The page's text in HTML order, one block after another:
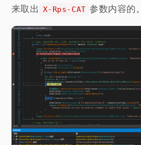
来取出 X-Rps-CAT 参数内容的。